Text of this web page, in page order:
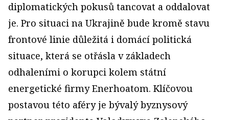
diplomatických pokusů tancovat a oddalovat
je. Pro situaci na Ukrajině bude kromě stavu
frontové linie důležitá i domácí politická
situace, která se otřásla v základech
odhaleními o korupci kolem státní
energetické firmy Enerhoatom. Klíčovou
postavou této aféry je bývalý byznysový